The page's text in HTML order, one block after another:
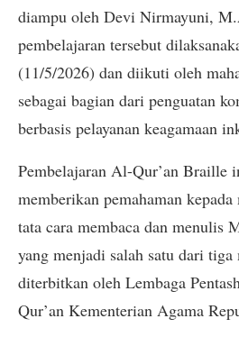
diampu oleh Devi Nirmayuni,
pembelajaran tersebut
(11/5/2026) dan diikuti oleh
sebagai bagian dari penguatan
berbasis pelayanan keagamaan
Pembelajaran Al-Qur’an Braille
memberikan pemahaman
tata cara membaca dan menulis
yang menjadi salah satu dari tiga
diterbitkan oleh Lembaga
Qur’an Kementerian Agama